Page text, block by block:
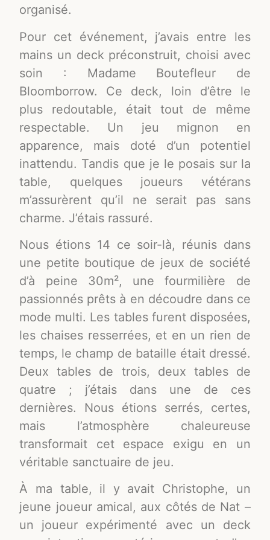
organisé.
Pour cet événement, j’avais entre les
mains un deck préconstruit, choisi avec
soin : Madame Boutefleur de
Bloomborrow. Ce deck, loin d’être le
plus redoutable, était tout de même
respectable. Un jeu mignon en
apparence, mais doté d’un potentiel
inattendu. Tandis que je le posais sur la
table, quelques joueurs vétérans
m’assurèrent qu’il ne serait pas sans
charme. J’étais rassuré.
Nous étions 14 ce soir-là, réunis dans
une petite boutique de jeux de société
d’à peine 30m², une fourmilière de
passionnés prêts à en découdre dans ce
mode multi. Les tables furent disposées,
les chaises resserrées, et en un rien de
temps, le champ de bataille était dressé.
Deux tables de trois, deux tables de
quatre ; j’étais dans une de ces
dernières. Nous étions serrés, certes,
mais l’atmosphère chaleureuse
transformait cet espace exigu en un
véritable sanctuaire de jeu.
À ma table, il y avait Christophe, un
jeune joueur amical, aux côtés de Nat –
un joueur expérimenté avec un deck